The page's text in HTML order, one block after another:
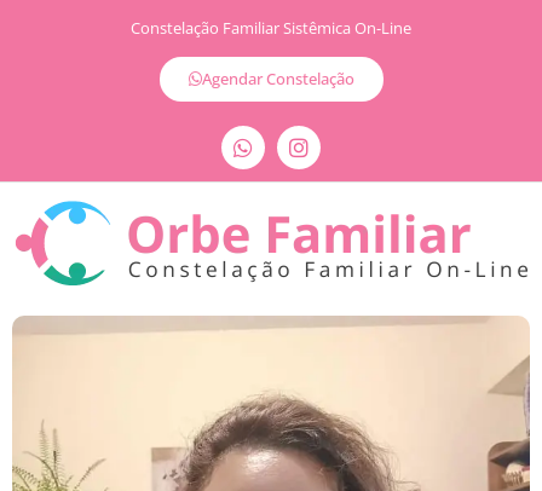
Constelação Familiar Sistêmica On-Line
Agendar Constelação